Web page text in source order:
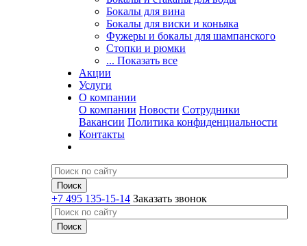
Бокалы для вина
Бокалы для виски и коньяка
Фужеры и бокалы для шампанского
Стопки и рюмки
... Показать все
Акции
Услуги
О компании
О компании Новости Сотрудники
Вакансии Политика конфиденциальности
Контакты
+7 495 135-15-14 Заказать звонок